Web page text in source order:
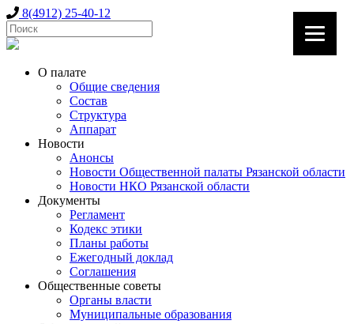
8(4912) 25-40-12
О палате
Общие сведения
Состав
Структура
Аппарат
Новости
Анонсы
Новости Общественной палаты Рязанской области
Новости НКО Рязанской области
Документы
Регламент
Кодекс этики
Планы работы
Ежегодный доклад
Соглашения
Общественные советы
Органы власти
Муниципальные образования